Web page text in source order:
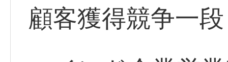
顧客獲得競争一